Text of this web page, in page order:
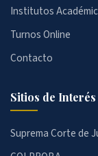
Institutos
Turnos Online
Contacto
Sitios de Interés
Suprema Corte de